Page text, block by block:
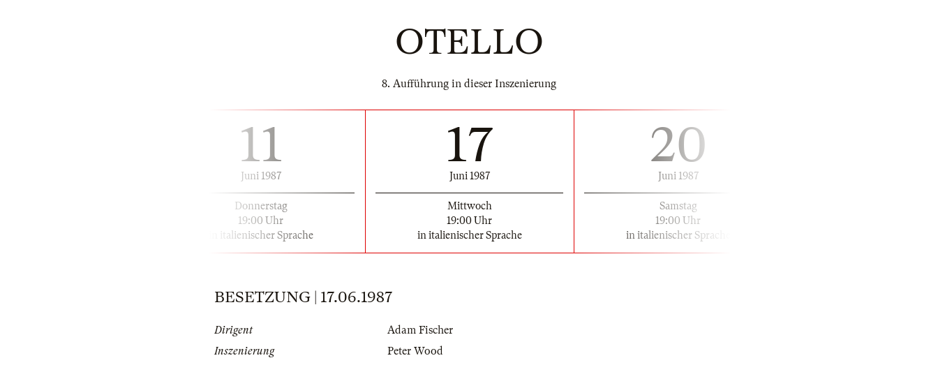
OTELLO
8. Aufführung in dieser Inszenierung
11
Juni 1987
Donnerstag
19:00 Uhr
in italienischer Sprache
17
Juni 1987
Mittwoch
19:00 Uhr
in italienischer Sprache
20
Juni 1987
Samstag
19:00 Uhr
in italienischer Sprache
BESETZUNG | 17.06.1987
Dirigent
Adam Fischer
Inszenierung
Peter Wood